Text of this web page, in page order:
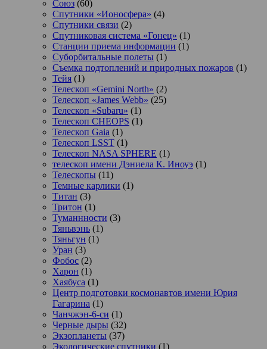
Союз (60)
Спутники «Ионосфера» (4)
Спутники связи (2)
Спутниковая система «Гонец» (1)
Станции приема информации (1)
Суборбитальные полеты (1)
Съемка подтоплений и природных пожаров (1)
Тейя (1)
Телескоп «Gemini North» (2)
Телескоп «James Webb» (25)
Телескоп «Subaru» (1)
Телескоп CHEOPS (1)
Телескоп Gaia (1)
Телескоп LSST (1)
Телескоп NASA SPHERE (1)
телескоп имени Дэниела К. Иноуэ (1)
Телескопы (11)
Темные карлики (1)
Титан (3)
Тритон (1)
Туманнности (3)
Тяньвэнь (1)
Тяньгун (1)
Уран (3)
Фобос (2)
Харон (1)
Хаябуса (1)
Центр подготовки космонавтов имени Юрия
Гагарина (1)
Чанчжэн-6-си (1)
Черные дыры (32)
Экзопланеты (37)
Экологические спутники (1)